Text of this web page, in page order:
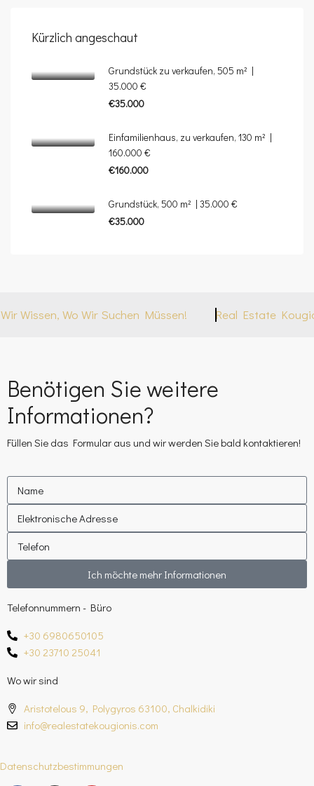
Kürzlich angeschaut
Grundstück zu verkaufen, 505 m² |
35.000 €
€35.000
Einfamilienhaus, zu verkaufen, 130 m² |
160.000 €
€160.000
Grundstück, 500 m² | 35.000 €
€35.000
Wo Wir Suchen Müssen! Real Estate
Benötigen Sie weitere
Informationen?
Füllen Sie das Formular aus und wir werden Sie bald kontaktieren!
Ich möchte mehr Informationen
Telefonnummern - Büro
+30 6980650105
+30 23710 25041
Wo wir sind
Aristotelous 9, Polygyros 63100, Chalkidiki
info@realestatekougionis.com
Datenschutzbestimmungen